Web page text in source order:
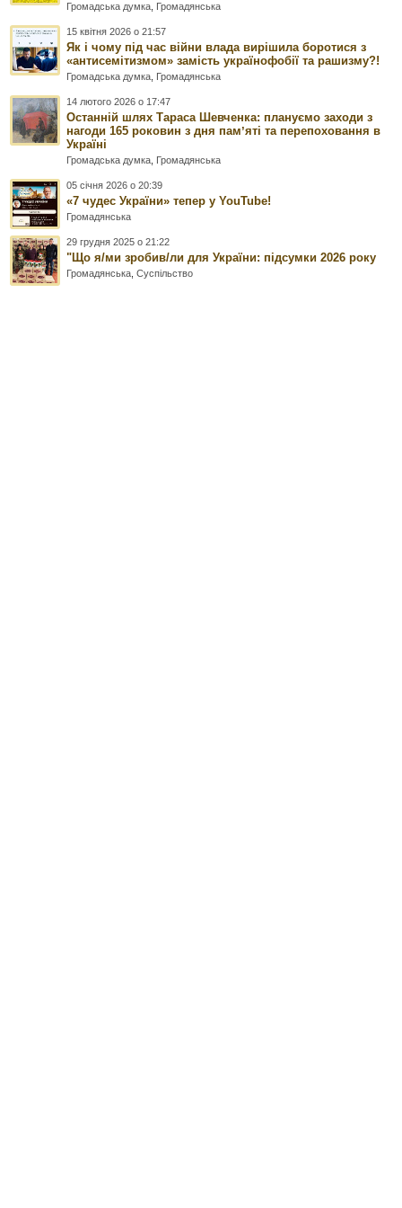
Громадська думка Громадянська
15 квітня 2026 о 21:57
Як і чому під час війни влада вирішила боротися з
«антисемітизмом» замість українофобії та рашизму?!
Громадська думка Громадянська
14 лютого 2026 о 17:47
Останній шлях Тараса Шевченка: плануємо заходи з
нагоди 165 роковин з дня памʼяті та перепоховання в
Україні
Громадська думка Громадянська
05 січня 2026 о 20:39
«7 чудес України» тепер у YouTube!
Громадянська
29 грудня 2025 о 21:22
"Що я/ми зробив/ли для України: підсумки 2026 року
Громадянська ,Суспільство